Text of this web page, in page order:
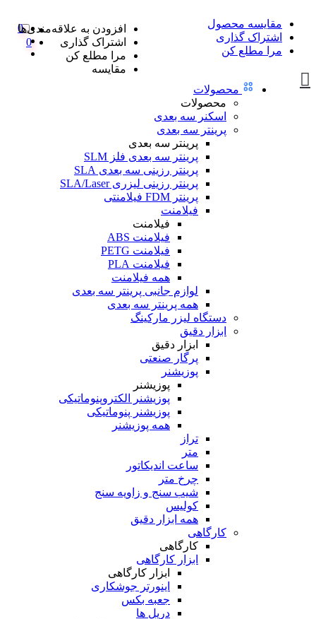
مقایسه محصول
اشتراک گذاری
مرا مطلع کن
0
0
محصولات
محصولات
اسکنر سه بعدی
پرینتر سه بعدی
پرینتر سه بعدی
پرینتر سه بعدی فلز SLM
پرینتر رزینی سه بعدی SLA
پرینتر رزینی لیزری SLA/Laser
پرینتر FDM فیلامنتی
فیلامنت
فیلامنت
فیلامنت ABS
فیلامنت PETG
فیلامنت PLA
همه فیلامنت
لوازم جانبی پرینتر سه بعدی
همه پرینتر سه بعدی
دستگاه لیزر مارکینگ
ابزار دقیق
ابزار دقیق
پرگار صنعتی
پوزیشنر
پوزیشنر
پوزیشنر الکتروپنوماتیکی
پوزیشنر پنوماتیکی
همه پوزیشنر
تراز
متر
ساعت اندیکاتور
چرخ متر
شیب سنج و زاویه سنج
کولیس
همه ابزار دقیق
کارگاهی
کارگاهی
ابزار کارگاهی
ابزار کارگاهی
اینورتر جوشکاری
جعبه بکس
دریل ها
افزودن به علاقه‌مندی‌ها
اشتراک گذاری
مرا مطلع کن
مقایسه